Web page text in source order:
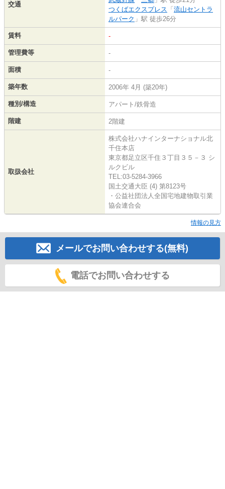
交通
つくばエクスプレス 「流山セントラ
ルパーク 」駅 徒歩26分
賃料 -
管理費等 -
面積 -
築年数 2006年 4月 (築20年)
種別/構造 アパート/鉄骨造
階建 2階建
取扱会社
株式会社ハナインターナショナル北
千住本店
東京都足立区千住３丁目３５－３ シ
ルクビル
TEL:03-5284-3966
国土交通大臣 (4) 第8123号
・公益社団法人全国宅地建物取引業
協会連合会
情報の見方
メールでお問い合わせする(無料)
電話でお問い合わせする